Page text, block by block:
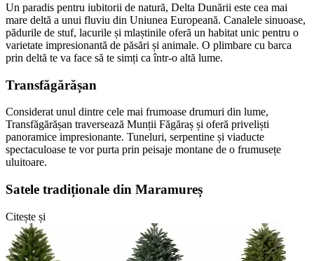
Un paradis pentru iubitorii de natură, Delta Dunării este cea mai
mare deltă a unui fluviu din Uniunea Europeană. Canalele sinuoase,
pădurile de stuf, lacurile și mlaștinile oferă un habitat unic pentru o
varietate impresionantă de păsări și animale. O plimbare cu barca
prin deltă te va face să te simți ca într-o altă lume.
Transfăgărășan
Considerat unul dintre cele mai frumoase drumuri din lume,
Transfăgărășan traversează Munții Făgăraș și oferă priveliști
panoramice impresionante. Tuneluri, serpentine și viaducte
spectaculoase te vor purta prin peisaje montane de o frumusețe
uluitoare.
Satele tradiționale din Maramureș
Citește și